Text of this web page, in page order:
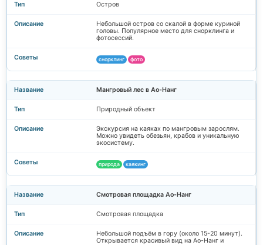
Остров
Небольшой остров со скалой в форме куриной
головы. Популярное место для снорклинга и
фотосессий.
снорклинг фото
Мангровый лес в Ао-Нанг
Природный объект
Экскурсия на каяках по мангровым зарослям.
Можно увидеть обезьян, крабов и уникальную
экосистему.
природа каякинг
Смотровая площадка Ао-Нанг
Смотровая площадка
Небольшой подъём в гору (около 15-20 минут).
Открывается красивый вид на Ао-Нанг и